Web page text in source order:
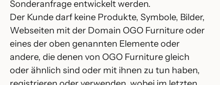
Sonderanfrage entwickelt werden.
Der Kunde darf keine Produkte, Symbole, Bilder,
Webseiten mit der Domain OGO Furniture oder
eines der oben genannten Elemente oder
andere, die denen von OGO Furniture gleich
oder ähnlich sind oder mit ihnen zu tun haben,